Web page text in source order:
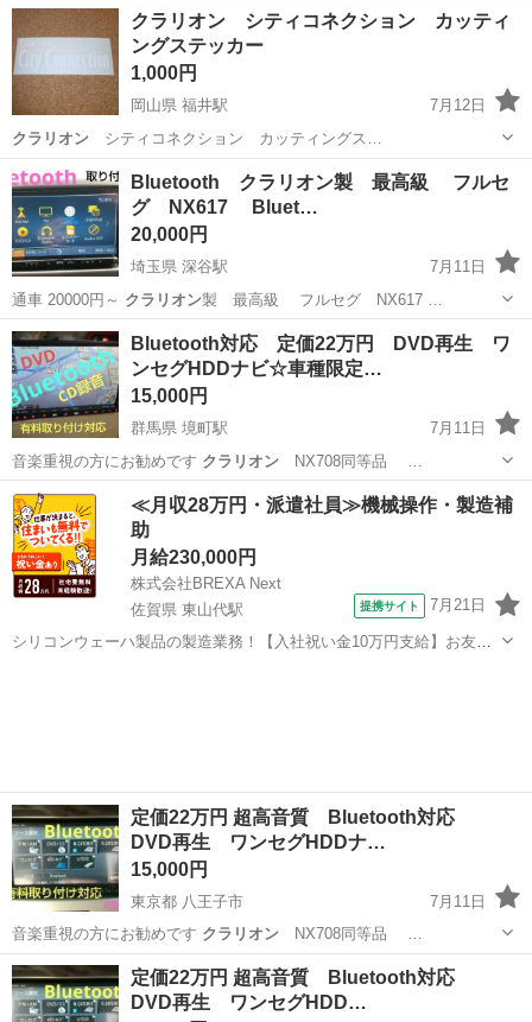
鳥取 八頭郡 智頭駅 カーナビ、テレビ
クラリオン シティコネクション カッティ
ングステッカー
1,000円
岡山県 福井駅
7月12日
クラリオンシティコネクション カッティングス…
岡山 倉敷市 その他 クラリオン
Bluetooth クラリオン製 最高級 フルセ
グ NX617 Bluet…
20,000円
埼玉県 深谷駅
7月11日
通車 20000円～ クラリオン製 最高級 フルセグ NX617 …
埼玉 深谷市 カーナビ、テレビ ホイール
Bluetooth対応 定価22万円 DVD再生 ワ
ンセグHDDナビ☆車種限定…
15,000円
群馬県 境町駅
7月11日
音楽重視の方にお勧めです クラリオン
群馬 伊勢崎市 境町駅 カーナビ、テレビ Bluetooth
≪月収28万円・派遣社員≫機械操作・製造補
助
月給230,000円
株式会社BREXA Next
佐賀県 東山代駅
提携サイト 7月21日
シリコンウェーハ製品の製造業務！【入社祝い金10万円支給】お友達
定価22万円 超高音質 Bluetooth対応
DVD再生 ワンセグHDDナ…
15,000円
東京都 八王子市
7月11日
音楽重視の方にお勧めです クラリオン NX708同等品 …
東京 八王子市 カーナビ、テレビ
定価22万円 超高音質 Bluetooth対応
DVD再生 ワンセグHDD…